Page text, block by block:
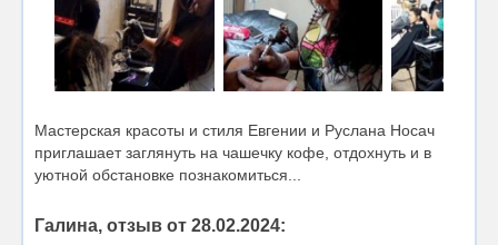
Мастерская красоты и стиля Евгении и Руслана Носач
приглашает заглянуть на чашечку кофе, отдохнуть и в
уютной обстановке познакомиться...
Галина, отзыв от 28.02.2024: